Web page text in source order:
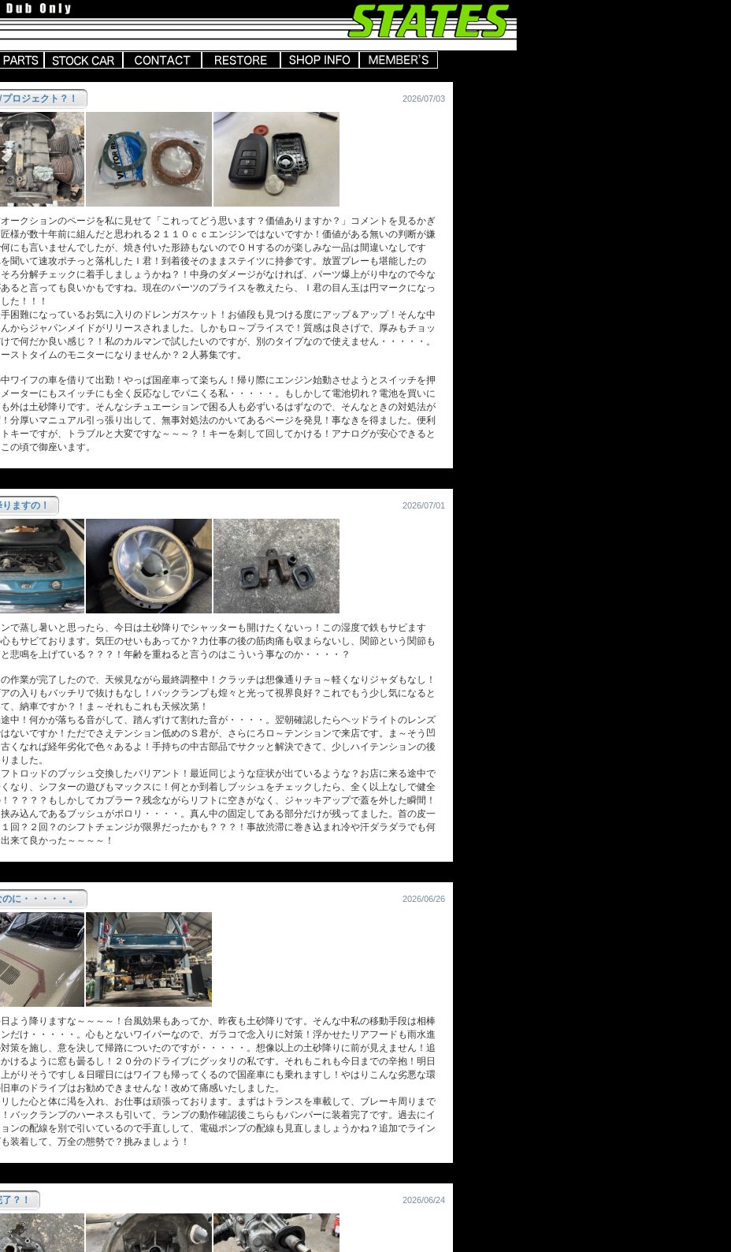
プロジェクト？！ 2026/07/03
ークションのページを私に見せて「これってどう思います？価値ありますか？」コメントを見るかぎ
様が数十年前に組んだと思われる２１１０ｃｃエンジンではないですか！価値がある無いの判断が嫌
にも言いませんでしたが、焼き付いた形跡もないのでＯＨするのが楽しみな一品は間違いなしです
聞いて速攻ポチっと落札したＩ君！到着後そのままステイツに持参です。放置プレーも堪能したの
ろ分解チェックに着手しましょうかね？！中身のダメージがなければ、パーツ爆上がり中なので今な
ると言っても良いかもですね。現在のパーツのプライスを教えたら、Ｉ君の目ん玉は円マークになっ
た！！！
困難になっているお気に入りのドレンガスケット！お値段も見つける度にアップ＆アップ！そんな中
からジャパンメイドがリリースされました。しかもロ～プライスで！質感は良さげで、厚みもチョッ
で何だか良い感じ？！私のカルマンで試したいのですが、別のタイプなので使えません・・・・・。
ストタイムのモニターになりませんか？２人募集です。
ワイフの車を借りて出勤！やっぱ国産車って楽ちん！帰り際にエンジン始動させようとスイッチを押
ーターにもスイッチにも全く反応なしでパニくる私・・・・・。もしかして電池切れ？電池を買いに
外は土砂降りです。そんなシチュエーションで困る人も必ずいるはずなので、そんなときの対処法が
分厚いマニュアル引っ張り出して、無事対処法のかいてあるページを発見！事なきを得ました。便利
キーですが、トラブルと大変ですな～～～？！キーを刺して回してかける！アナログが安心できると
の頃で御座います。
ますの！ 2026/07/01
で蒸し暑いと思ったら、今日は土砂降りでシャッターも開けたくないっ！この湿度で鉄もサビます
もサビております。気圧のせいもあってか？力仕事の後の筋肉痛も収まらないし、関節という関節も
悲鳴を上げている？？？！年齢を重ねると言うのはこういう事なのか・・・・？
作業が完了したので、天候見ながら最終調整中！クラッチは想像通りチョ～軽くなりジャダもなし！
の入りもバッチリで抜けもなし！バックランプも煌々と光って視界良好？これでもう少し気になると
、納車ですか？！ま～それもこれも天候次第！
中！何かが落ちる音がして、踏んずけて割れた音が・・・・。翌朝確認したらヘッドライトのレンズ
ないですか！ただでさえテンション低めのＳ君が、さらにろロ～テンションで来店です。ま～そう凹
くなれば経年劣化で色々あるよ！手持ちの中古部品でサクッと解決できて、少しハイテンションの後
ました。
トロッドのブッシュ交換したバリアント！最近同じような症状が出ているような？お店に来る途中で
なり、シフターの遊びもマックスに！何とか到着しブッシュをチェックしたら、全く以上なしで健全
？？？？もしかしてカプラー？残念ながらリフトに空きがなく、ジャッキアップで蓋を外した瞬間！
み込んであるブッシュがポロリ・・・・。真ん中の固定してある部分だけが残ってました。首の皮一
回？２回？のシフトチェンジが限界だったかも？？？！事故渋滞に巻き込まれ冷や汗ダラダラでも何
来て良かった～～～～！
に・・・・・。 2026/06/26
よう降りますな～～～～！台風効果もあってか、昨夜も土砂降りです。そんな中私の移動手段は相棒
だけ・・・・・。心もとないワイパーなので、ガラコで念入りに対策！浮かせたリアフードも雨水進
策を施し、意を決して帰路についたのですが・・・・・。想像以上の土砂降りに前が見えません！追
けるように窓も曇るし！２０分のドライブにグッタリの私です。それもこれも今日までの辛抱！明日
がりそうですし＆日曜日にはワイフも帰ってくるので国産車にも乗れますし！やはりこんな劣悪な環
車のドライブはお勧めできませんな！改めて痛感いたしました。
した心と体に渇を入れ、お仕事は頑張っております。まずはトランスを車載して、ブレーキ周りまで
バックランプのハーネスも引いて、ランプの動作確認後こちらもバンパーに装着完了です。過去にイ
ンの配線を別で引いているので手直しして、電磁ポンプの配線も見直しましょうかね？追加でライン
装着して、万全の態勢で？挑みましょう！
？！ 2026/06/24